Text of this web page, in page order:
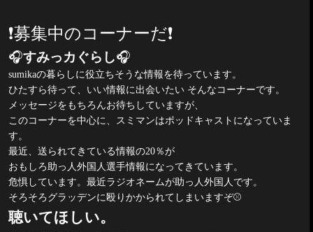
❗️募集中のコーナーだ❗️
🎧すみっカぐらし🎧
sumikaの暮らしに役立ちそうな情報を待っています。
ひたすら待って、いい情報に出会いたい そんなコーナーです。
メッセージをもちろんお待ちしていますが、
このコーナーを中心に、スミマンはポッドキャストになっていま
す。
最近、送られてきている情報の20％が
おもしろ助っ人外国人選手情報になってきています。
危惧しています。最近ラジオネームが助っ人外国人です。
そろそろグラッデンに殴りかかられてしまいますぞ⚾️
聴いてほしい。